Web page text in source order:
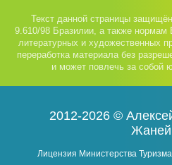
Текст данной страницы
9.610/98 Бразилии, а также нормам
литературных и художественных
переработка материала без
и может повлечь за собой
2012-2026 ©
Лицензия Министерства